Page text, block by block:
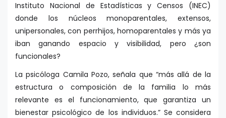
Instituto Nacional de Estadísticas y Censos (INEC)
donde los núcleos monoparentales, extensos,
unipersonales, con perrhijos, homoparentales y más ya
iban ganando espacio y visibilidad, pero ¿son
funcionales?
La psicóloga Camila Pozo, señala que “más allá de la
estructura o composición de la familia lo más
relevante es el funcionamiento, que garantiza un
bienestar psicológico de los individuos.” Se considera